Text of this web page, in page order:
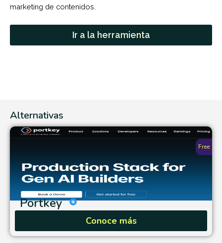
marketing de contenidos.
Ir a la herramienta
Alternativas
Portkey
Conoce más
Free